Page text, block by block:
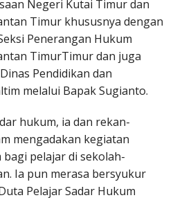
Negeri Kutai Timur dan
Timur khususnya dengan
Penerangan Hukum
TimurTimur dan juga
Pendidikan dan
melalui Bapak Sugianto.
hukum, ia dan rekan-
mengadakan kegiatan
bagi pelajar di sekolah-
Ia pun merasa bersyukur
Pelajar Sadar Hukum